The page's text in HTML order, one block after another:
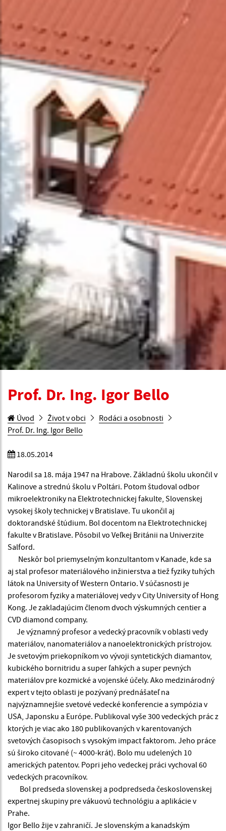
Prof. Dr. Ing. Igor Bello
Úvod Život v obci
Rodáci a osobnosti
Prof. Dr. Ing. Igor Bello
18.05.2014
Narodil sa 18. mája 1947 na Hrabove. Základnú školu ukončil v
Kalinove a strednú školu v Poltári. Potom študoval odbor
mikroelektroniky na Elektrotechnickej fakulte, Slovenskej
vysokej školy technickej v Bratislave. Tu ukončil aj
doktorandské štúdium. Bol docentom na Elektrotechnickej
fakulte v Bratislave. Pôsobil vo Veľkej Británii na Univerzite
Salford.
Neskôr bol priemyselným konzultantom v Kanade, kde sa
aj stal profesor materiálového inžinierstva a tiež fyziky tuhých
látok na University of Western Ontario. V súčasnosti je
profesorom fyziky a materiálovej vedy v City University of Hong
Kong. Je zakladajúcim členom dvoch výskumných centier a
CVD diamond company.
Je významný profesor a vedecký pracovník v oblasti vedy
materiálov, nanomateriálov a nanoelektronických prístrojov.
Je svetovým priekopníkom vo vývoji syntetických diamantov,
kubického bornitridu a super ľahkých a super pevných
materiálov pre kozmické a vojenské účely. Ako medzinárodný
expert v tejto oblasti je pozývaný prednášateľ na
najvýznamnejšie svetové vedecké konferencie a sympózia v
USA, Japonsku a Európe. Publikoval vyše 300 vedeckých prác z
ktorých je viac ako 180 publikovaných v karentovaných
svetových časopisoch s vysokým impact faktorom. Jeho práce
sú široko citované (~ 4000-krát). Bolo mu udelených 10
amerických patentov. Popri jeho vedeckej práci vychoval 60
vedeckých pracovníkov.
Bol predseda slovenskej a podpredseda československej
expertnej skupiny pre vákuovú technológiu a aplikácie v
Prahe.
Igor Bello žije v zahraničí. Je slovenským a kanadským